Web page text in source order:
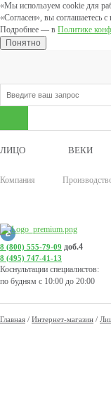
«Мы используем cookie для
«Согласен», вы соглашаетесь
Подробнее — в Политике
Понятно
ЛИЦО ВЕКИ
Компания
8 (800) 555-79-09 доб.4
8 (495) 747-41-13
Коснультации специалистов:
по будням с 10:00 до 20:00
Главная / Интернет-магазин /